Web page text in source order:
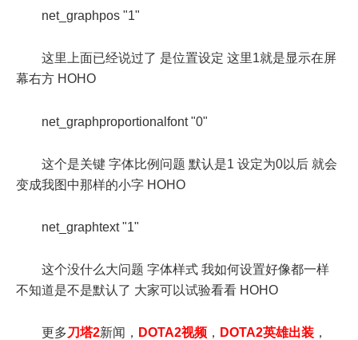
net_graphpos "1"
这里上面已经说过了 是位置设定 这里1就是显示在屏
幕右方 HOHO
net_graphproportionalfont "0"
这个是关键 字体比例问题 默认是1 设定为0以后 就会
变成我图中那样的小字 HOHO
net_graphtext "1"
这个没什么大问题 字体样式 我如何设置好像都一样
不知道是不是默认了 大家可以试验看看 HOHO
更多刀塔2新闻， DOTA2视频 ， DOTA2英雄出装 ，